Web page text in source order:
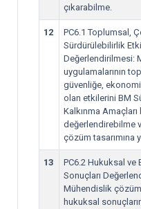
çıkarabilme.
12
PC6.1 Toplumsal,
Sürdürülebilirlik
Değerlendirilmesi:
uygulamalarının
güvenliğe,
olan etkilerini BM
Kalkınma Amaçları
değerlendirebilme
çözüm tasarımına
13
PC6.2 Hukuksal ve
Sonuçları
Mühendislik
hukuksal